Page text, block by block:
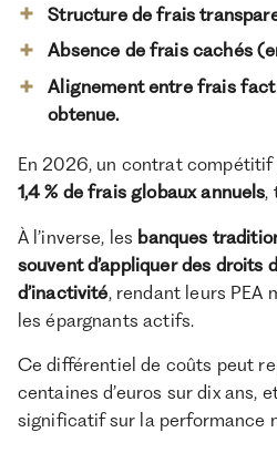
Structure de frais
Absence de frais cachés
Alignement entre frais
obtenue.
En 2026, un contrat compétitif
1,4 % de frais globaux annuels,
À l’inverse, les banques
souvent d’appliquer des droits
d’inactivité, rendant leurs PEA
les épargnants actifs.
Ce différentiel de coûts peut
centaines d’euros sur dix ans,
significatif sur la performance